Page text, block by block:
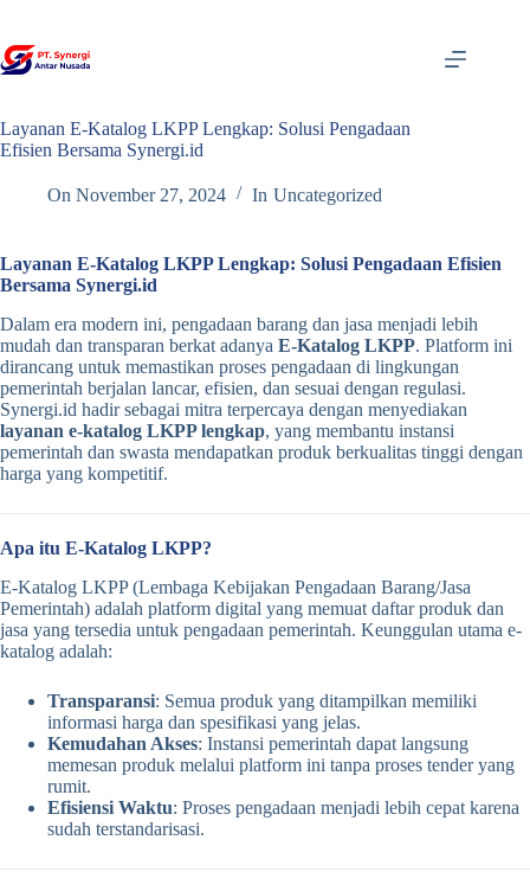
content
Layanan E-Katalog LKPP Lengkap: Solusi Pengadaan
Efisien Bersama Synergi.id
On November 27, 2024 In Uncategorized
Layanan E-Katalog LKPP Lengkap: Solusi Pengadaan Efisien
Bersama Synergi.id
Dalam era modern ini, pengadaan barang dan jasa menjadi lebih
mudah dan transparan berkat adanya E-Katalog LKPP. Platform ini
dirancang untuk memastikan proses pengadaan di lingkungan
pemerintah berjalan lancar, efisien, dan sesuai dengan regulasi.
Synergi.id hadir sebagai mitra terpercaya dengan menyediakan
layanan e-katalog LKPP lengkap, yang membantu instansi
pemerintah dan swasta mendapatkan produk berkualitas tinggi dengan
harga yang kompetitif.
Apa itu E-Katalog LKPP?
E-Katalog LKPP (Lembaga Kebijakan Pengadaan Barang/Jasa
Pemerintah) adalah platform digital yang memuat daftar produk dan
jasa yang tersedia untuk pengadaan pemerintah. Keunggulan utama e-
katalog adalah:
Transparansi: Semua produk yang ditampilkan memiliki
informasi harga dan spesifikasi yang jelas.
Kemudahan Akses: Instansi pemerintah dapat langsung
memesan produk melalui platform ini tanpa proses tender yang
rumit.
Efisiensi Waktu: Proses pengadaan menjadi lebih cepat karena
sudah terstandarisasi.